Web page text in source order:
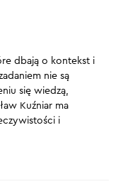
dbają o kontekst i
nie są
się wiedzą,
Kuźniar ma
i